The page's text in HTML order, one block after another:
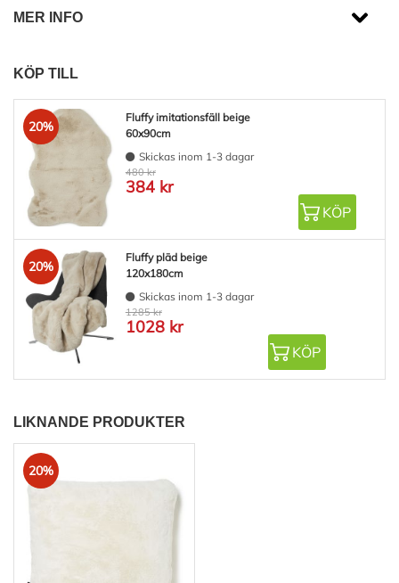
MER INFO
KÖP TILL
20%
Fluffy imitationsfäll beige
60x90cm
Skickas inom 1-3 dagar
480 kr
384 kr
KÖP
20%
Fluffy pläd beige
120x180cm
Skickas inom 1-3 dagar
1285 kr
1028 kr
KÖP
LIKNANDE PRODUKTER
20%